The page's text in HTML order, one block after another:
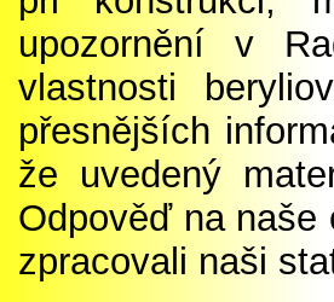
upozornění v
vlastnosti
přesnějších
že uvedený
Odpověď na
zpracovali naši